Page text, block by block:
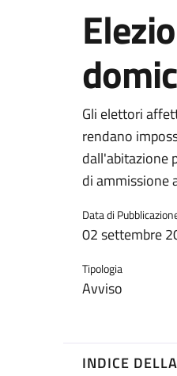
Gli elettori
rendano
dall'abitazione
di ammissione
Data di
02 settembre
Tipologia
Avviso
INDICE